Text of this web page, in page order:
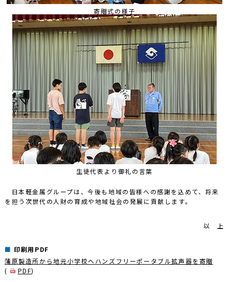
寄贈式の様子
生徒代表より御礼の言葉
日本軽金属グループは、今後も地域の皆様への感謝を込めて、将来
を担う次世代の人財の育成や地域社会の発展に貢献します。
以 上
印刷用PDF
蒲原製造所から地元小学校へハンズフリーポータブル拡声器を寄贈
(
PDF)